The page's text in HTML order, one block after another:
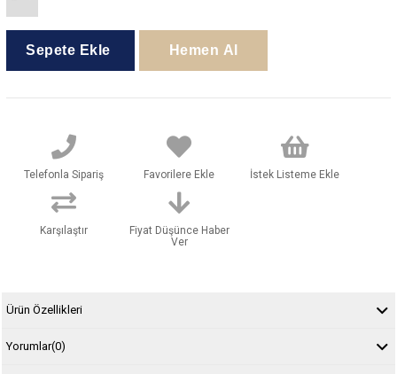
Telefonla Sipariş Favorilere Ekle İstek Listeme Ekle
Karşılaştır
Fiyat Düşünce Haber
Ver
Ürün Özellikleri
Yorumlar(0)